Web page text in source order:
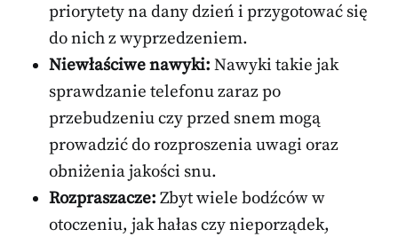
priorytety na dany dzień i przygotować się
do nich z wyprzedzeniem.
Niewłaściwe nawyki: Nawyki takie jak
sprawdzanie telefonu zaraz po
przebudzeniu czy przed snem mogą
prowadzić do rozproszenia uwagi oraz
obniżenia jakości snu.
Rozpraszacze: Zbyt wiele bodźców w
otoczeniu, jak hałas czy nieporządek,